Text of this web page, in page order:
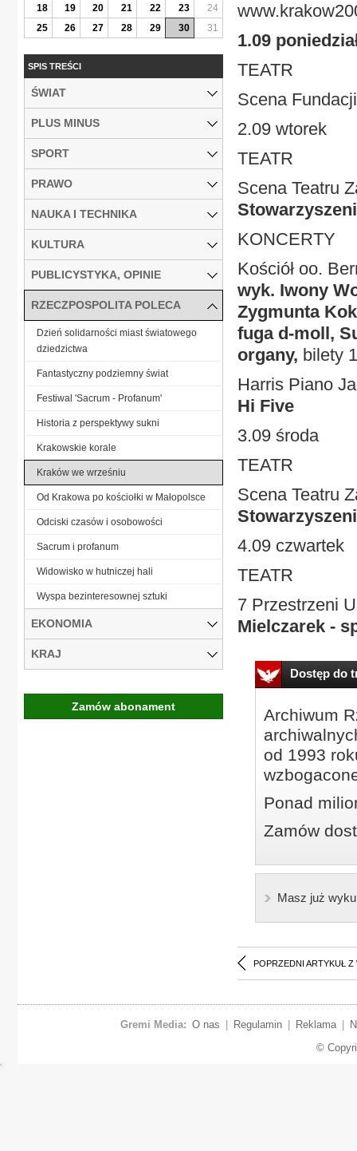
1.09
TEATR
Scena
2.09 wtorek
TEATR
Scena Teatru
KONCERTY
Kościół oo.
wyk. Iwony
Zygmunta
fuga d-moll,
organy, bilety
Harris Piano
Hi Five
3.09 środa
TEATR
Scena Teatru
4.09 czwartek
TEATR
7 Przestrzeni
Mielczarek -
Dostęp do
Archiwum
od 1993
Ponad
Zamów
Masz już
POPRZEDNI ARTYKUŁ Z
18
19 20 21 22 23
24
25
26 27 28 29 30 31
SPIS TREŚCI
ŚWIAT
PLUS MINUS
SPORT
PRAWO
NAUKA I TECHNIKA
KULTURA
PUBLICYSTYKA, OPINIE
RZECZPOSPOLITA POLECA
Dzień solidarności miast światowego
dziedzictwa
Fantastyczny podziemny świat
Festiwal 'Sacrum - Profanum'
Historia z perspektywy sukni
Krakowskie korale
Kraków we wrześniu
Od Krakowa po kościołki w Małopolsce
Odciski czasów i osobowości
Sacrum i profanum
Widowisko w hutniczej hali
Wyspa bezinteresownej sztuki
EKONOMIA
KRAJ
Zamów abonament
Gremi Media: O nas Regulamin Reklama
©